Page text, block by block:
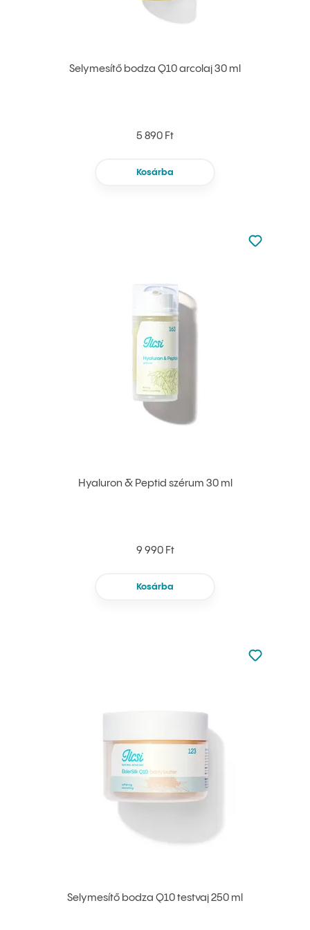
Selymesítő bodza Q10 arcolaj 30 ml
5 890 Ft
Kosárba
Hyaluron & Peptid szérum 30 ml
9 990 Ft
Kosárba
Nincsen
Hozzáadás
Selymesítő bodza Q10 testvaj 250 ml
Nincsen
Hozzáadás